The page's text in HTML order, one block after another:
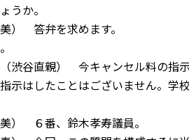
うか。
） 答弁を求めます。
渋谷直親） 今キャンセル料の指
示はしたことはございません。学
） ６番、鈴木孝寿議員。